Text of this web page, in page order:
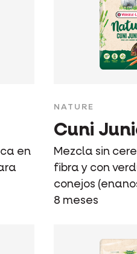
en
NATURE
Cuni
Mezcla sin
fibra y con
conejos
8 meses